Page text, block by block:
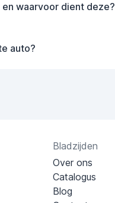
waarvoor dient deze?
auto?
Bladzijden
Over ons
Catalogus
Blog